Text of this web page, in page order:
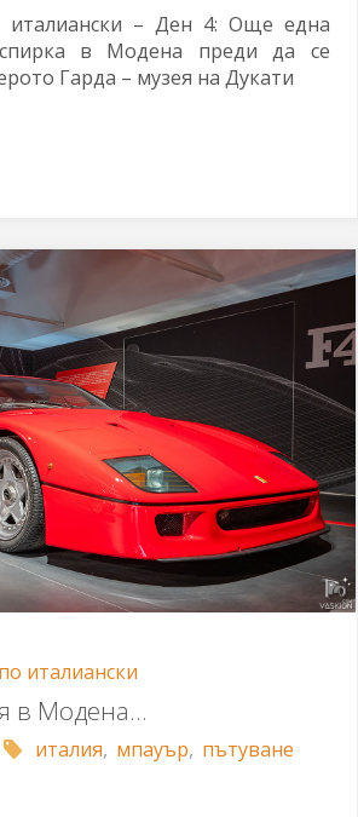
италиански – Ден 4: Още една
в Модена преди да се
Гарда – музея на Дукати
италиански
в Модена…
италия, мпауър, пътуване